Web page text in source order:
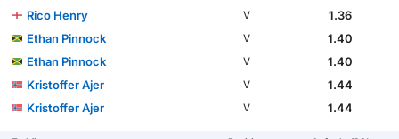
Rico Henry
V
1.36
Ethan Pinnock
V
1.40
Ethan Pinnock
V
1.40
Kristoffer Ajer
V
1.44
Kristoffer Ajer
V 1.44